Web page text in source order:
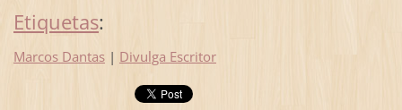
Etiquetas:
Marcos Dantas | Divulga Escritor